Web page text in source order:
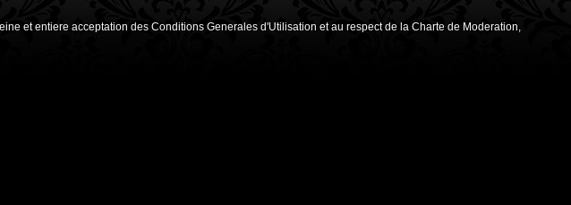
et entiere acceptation des Conditions Generales d'Utilisation et au respect de la Charte de Moderation,